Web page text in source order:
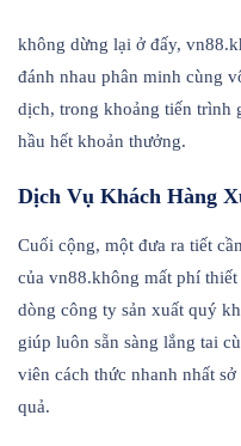
không dừng lại ở đấy,
đánh nhau phân minh cùng
dịch, trong khoảng tiến trình
hầu hết khoản thưởng.
Dịch Vụ Khách Hàng
Cuối cộng, một đưa ra tiết
của vn88.không mất phí
dòng công ty sản xuất quý
giúp luôn sẵn sàng lắng tai
viên cách thức nhanh nhất
quả.